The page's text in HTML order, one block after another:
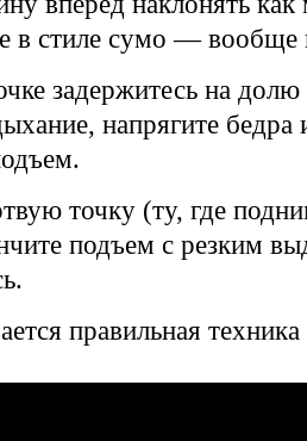
в стиле сумо — вообще
задержитесь на
напрягите бедра
точку (ту, где
подъем с резким
правильная